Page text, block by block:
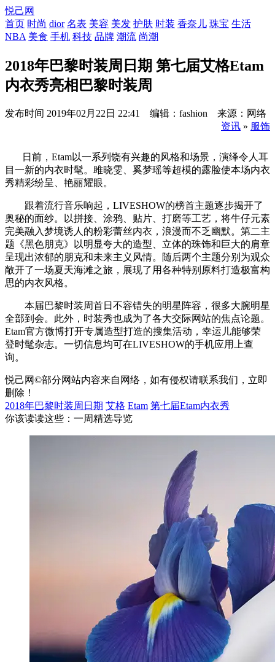
悦己网
首页 时尚 dior 名表 美容 美发 护肤 时装 香奈儿 珠宝 生活
NBA 美食 手机 科技 品牌 潮流 尚潮
2018年巴黎时装周日期 第七届艾格Etam
内衣秀亮相巴黎时装周
发布时间 2019年02月22日 22:41 编辑：fashion 来源：网络
资讯 » 服饰
日前，Etam以一系列饶有兴趣的风格和场景，演绎令人耳
目一新的内衣时髦。雎晓雯、奚梦瑶等超模的露脸使本场内衣
秀精彩纷呈、艳丽耀眼。
跟着流行音乐响起，LIVESHOW的榜首主题逐步揭开了
奥秘的面纱。以拼接、涂鸦、贴片、打磨等工艺，将牛仔元素
完美融入梦境诱人的粉彩蕾丝内衣，浪漫而不乏幽默。第二主
题《黑色朋克》以明显夸大的造型、立体的珠饰和巨大的肩章
呈现出浓郁的朋克和未来主义风情。随后两个主题分别为观众
敞开了一场夏天海滩之旅，展现了用各种特别原料打造极富构
思的内衣风格。
本届巴黎时装周首日不容错失的明星阵容，很多大腕明星
全部到会。此外，时装秀也成为了各大交际网站的焦点论题。
Etam官方微博打开专属造型打造的搜集活动，幸运儿能够荣
登时髦杂志。一切信息均可在LIVESHOW的手机应用上查
询。
悦己网©部分网站内容来自网络，如有侵权请联系我们，立即
删除！
2018年巴黎时装周日期 艾格 Etam 第七届Etam内衣秀
你该读读这些：一周精选导览